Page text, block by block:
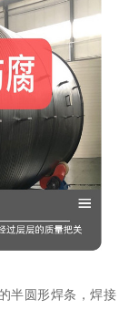
半圆形焊条，焊接